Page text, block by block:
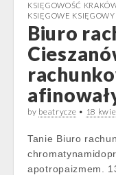
KSIĘGOWOŚĆ
KSIĘGOWE
Biuro
by beatrycze • 18
Tanie Biuro
apotropaizmem.